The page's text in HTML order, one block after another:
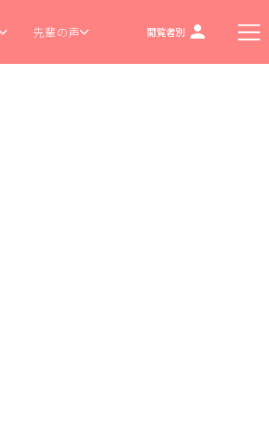
先輩の声 閲覧者別